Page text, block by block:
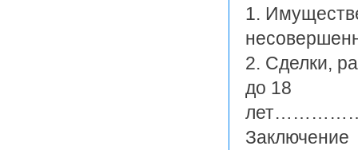
1.
2. Сделки,
до 18
Заключение